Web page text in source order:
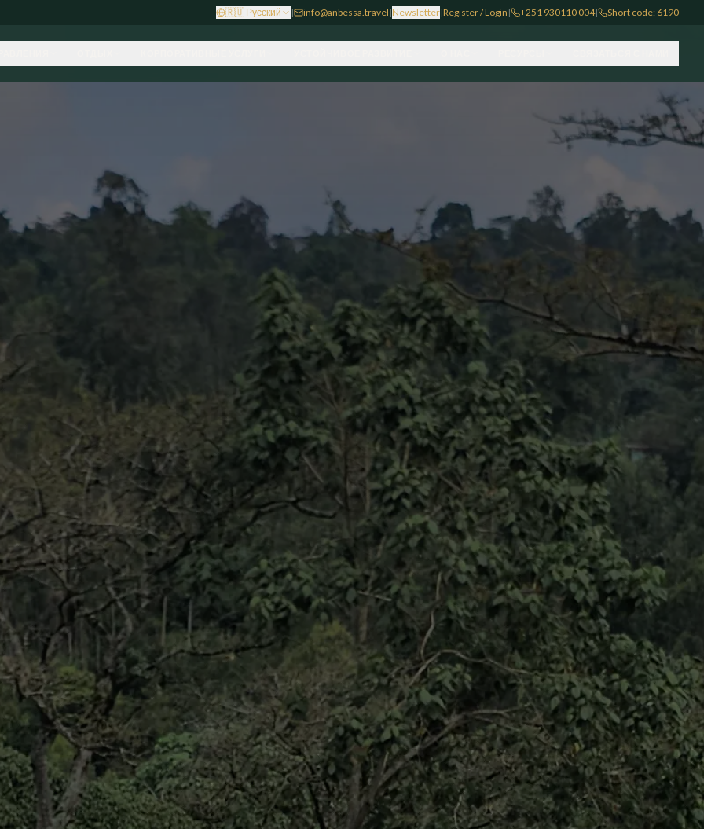
🇷🇺 Русский | info@anbessa.travel |Newsletter|Register / Login | +251 930110 004| Short code: 6190